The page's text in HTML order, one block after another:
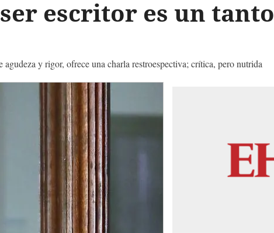
escritor es un tanto
y rigor, ofrece una charla restroespectiva; crítica, pero nutrida